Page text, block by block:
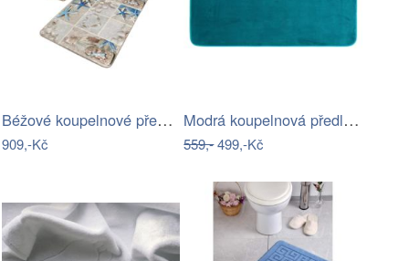
Béžové koupelnové předložky v sadě 2 ks…
909,-Kč
Modrá koupelnová předložka 50x120 cm…
559,-499,-Kč